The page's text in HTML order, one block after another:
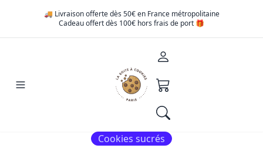
🚚 Livraison offerte dès 50€ en France métropolitaine
Cadeau offert dès 100€ hors frais de port 🎁
Cookies sucrés